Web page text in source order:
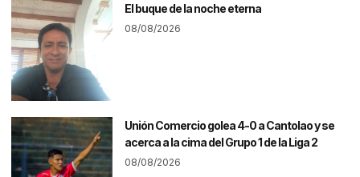
El buque de la noche eterna
08/08/2026
Unión Comercio golea 4-0 a Cantolao y se
acerca a la cima del Grupo 1 de la Liga 2
08/08/2026